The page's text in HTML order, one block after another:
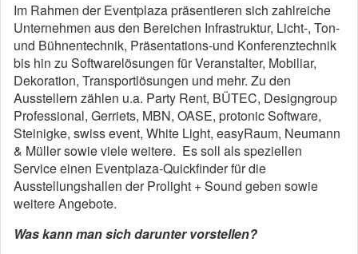
Im Rahmen der Eventplaza präsentieren sich zahlreiche
Unternehmen aus den Bereichen Infrastruktur, Licht-, Ton-
und Bühnentechnik, Präsentations-und Konferenztechnik
bis hin zu Softwarelösungen für Veranstalter, Mobiliar,
Dekoration, Transportlösungen und mehr. Zu den
Ausstellern zählen u.a. Party Rent, BÜTEC, Designgroup
Professional, Gerriets, MBN, OASE, protonic Software,
Steinigke, swiss event, White Light, easyRaum, Neumann
& Müller sowie viele weitere. Es soll als speziellen
Service einen Eventplaza-Quickfinder für die
Ausstellungshallen der Prolight + Sound geben sowie
weitere Angebote.
Was kann man sich darunter vorstellen?